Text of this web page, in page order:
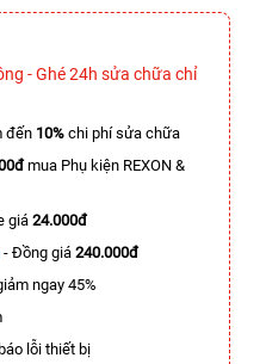
- Ghé 24h sửa chữa chỉ
đến 10% chi phí sửa chữa
mua Phụ kiện REXON &
giá24.000đ
- Đồng giá 240.000đ
ngay 45%
lỗi thiết bị